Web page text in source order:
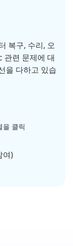
복구, 수리, 오
련 문제에 대
을 다하고 있습
을 클릭
여)